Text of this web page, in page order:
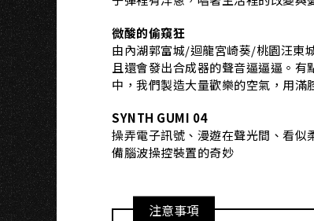
微酸的偷窺狂
由內湖郭富城/迴龍宮崎葵/桃園汪東
且還會發出合成器的聲音逼逼逼。
中，我們製造大量歡樂的空氣，用滿
SYNTH GUMI 04
操弄電子訊號、漫遊在聲光間、看
備腦波操控裝置的奇妙
注意事項